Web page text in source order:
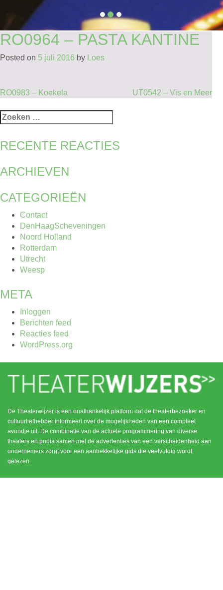
RO0964 – PASTA KANTINE
Posted on 5 juli 2016 by Loes
BERICHT
NAVIGATIE
RO0983 – Koekela UT0542 – Vis en Meer
Zoeken
naar:
RECENTE REACTIES
ARCHIEVEN
CATEGORIEËN
Contact
DenHaagScheveningen
Noord Holland
Rotterdam
Utrecht
Weesp
META
Inloggen
Berichten feed
Reacties feed
WordPress.org
De Theaterwijzer is een onafhankelijk platform dat de theaterbezoeker en
cultuurliefhebber informeert over de mogelijkheden van een compleet
avondje uit. De combinatie van de actuele programmering van diverse
theaters en podia samen met de advertenties van een verscheidenheid aan
ondernemers zorgt voor een aantrekkelijke gids die veelvuldig wordt
gelezen.